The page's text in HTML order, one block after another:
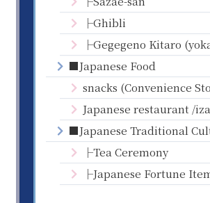
├Ghibli
├Gegegeno Kitaro
■Japanese Food
snacks (Convenience
Japanese restaurant /
■Japanese Traditional
├Tea Ceremony
├Japanese Fortune